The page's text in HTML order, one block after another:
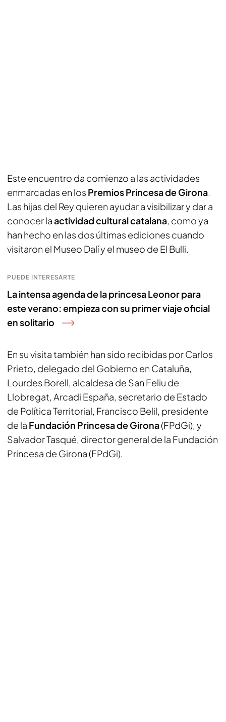
Este encuentro da comienzo a las actividades
enmarcadas en los Premios Princesa de Girona.
Las hijas del Rey quieren ayudar a visibilizar y dar a
conocer laactividad cultural catalana, como ya
han hecho en las dos últimas ediciones cuando
visitaron el Museo Dalí y el museo de El Bulli.
PUEDE INTERESARTE
La intensa agenda de la princesa Leonor para
este verano: empieza con su primer viaje oficial
en solitario
En su visita también han sido recibidas por Carlos
Prieto, delegado del Gobierno en Cataluña,
Lourdes Borell, alcaldesa de San Feliu de
Llobregat, Arcadi España, secretario de Estado
de Política Territorial, Francisco Belil, presidente
de la Fundación Princesa de Girona(FPdGi), y
Salvador Tasqué, director general de la Fundación
Princesa de Girona (FPdGi).